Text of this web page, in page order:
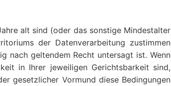
alt sind (oder das sonstige Mindestalter
der Datenverarbeitung zustimmen
nach geltendem Recht untersagt ist. Wenn
in Ihrer jeweiligen Gerichtsbarkeit sind,
gesetzlicher Vormund diese Bedingungen